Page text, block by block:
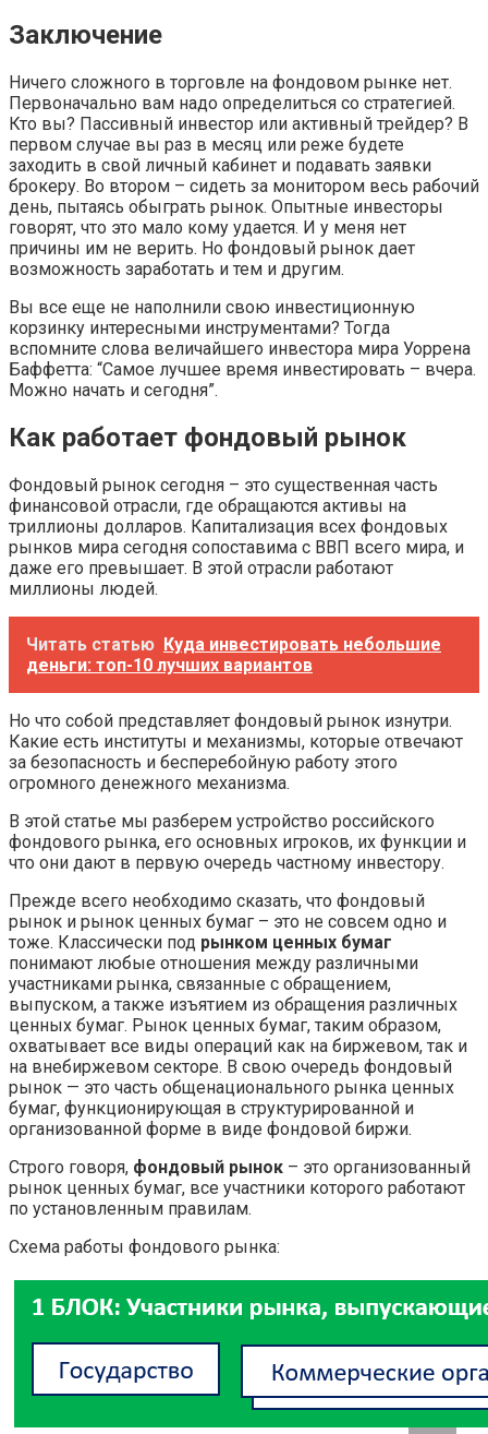
Заключение
Ничего сложного в торговле на фондовом рынке нет.
Первоначально вам надо определиться со стратегией.
Кто вы? Пассивный инвестор или активный трейдер? В
первом случае вы раз в месяц или реже будете
заходить в свой личный кабинет и подавать заявки
брокеру. Во втором – сидеть за монитором весь рабочий
день, пытаясь обыграть рынок. Опытные инвесторы
говорят, что это мало кому удается. И у меня нет
причины им не верить. Но фондовый рынок дает
возможность заработать и тем и другим.
Вы все еще не наполнили свою инвестиционную
корзинку интересными инструментами? Тогда
вспомните слова величайшего инвестора мира Уоррена
Баффетта: “Самое лучшее время инвестировать – вчера.
Можно начать и сегодня”.
Как работает фондовый рынок
Фондовый рынок сегодня – это существенная часть
финансовой отрасли, где обращаются активы на
триллионы долларов. Капитализация всех фондовых
рынков мира сегодня сопоставима с ВВП всего мира, и
даже его превышает. В этой отрасли работают
миллионы людей.
Читать статью Куда инвестировать небольшие
деньги: топ-10 лучших вариантов
Но что собой представляет фондовый рынок изнутри.
Какие есть институты и механизмы, которые отвечают
за безопасность и бесперебойную работу этого
огромного денежного механизма.
В этой статье мы разберем устройство российского
фондового рынка, его основных игроков, их функции и
что они дают в первую очередь частному инвестору.
Прежде всего необходимо сказать, что фондовый
рынок и рынок ценных бумаг – это не совсем одно и
тоже. Классически под рынком ценных бумаг
понимают любые отношения между различными
участниками рынка, связанные с обращением,
выпуском, а также изъятием из обращения различных
ценных бумаг. Рынок ценных бумаг, таким образом,
охватывает все виды операций как на биржевом, так и
на внебиржевом секторе. В свою очередь фондовый
рынок — это часть общенационального рынка ценных
бумаг, функционирующая в структурированной и
организованной форме в виде фондовой биржи.
Строго говоря, фондовый рынок – это организованный
рынок ценных бумаг, все участники которого работают
по установленным правилам.
Схема работы фондового рынка: